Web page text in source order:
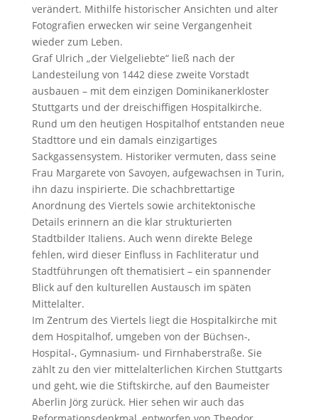
verändert. Mithilfe historischer Ansichten und alter
Fotografien erwecken wir seine Vergangenheit
wieder zum Leben.
Graf Ulrich „der Vielgeliebte“ ließ nach der
Landesteilung von 1442 diese zweite Vorstadt
ausbauen – mit dem einzigen Dominikanerkloster
Stuttgarts und der dreischiffigen Hospitalkirche.
Rund um den heutigen Hospitalhof entstanden neue
Stadttore und ein damals einzigartiges
Sackgassensystem. Historiker vermuten, dass seine
Frau Margarete von Savoyen, aufgewachsen in Turin,
ihn dazu inspirierte. Die schachbrettartige
Anordnung des Viertels sowie architektonische
Details erinnern an die klar strukturierten
Stadtbilder Italiens. Auch wenn direkte Belege
fehlen, wird dieser Einfluss in Fachliteratur und
Stadtführungen oft thematisiert – ein spannender
Blick auf den kulturellen Austausch im späten
Mittelalter.
Im Zentrum des Viertels liegt die Hospitalkirche mit
dem Hospitalhof, umgeben von der Büchsen-,
Hospital-, Gymnasium- und Firnhaberstraße. Sie
zählt zu den vier mittelalterlichen Kirchen Stuttgarts
und geht, wie die Stiftskirche, auf den Baumeister
Aberlin Jörg zurück. Hier sehen wir auch das